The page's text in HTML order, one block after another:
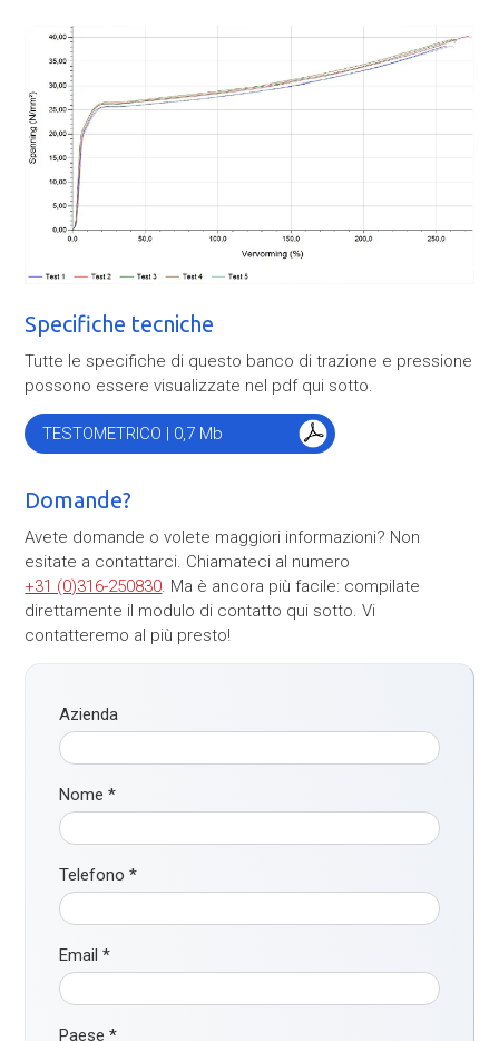
Specifiche tecniche
Tutte le specifiche di questo banco di trazione e pressione
possono essere visualizzate nel pdf qui sotto.
TESTOMETRICO | 0,7 Mb
Domande?
Avete domande o volete maggiori informazioni? Non
esitate a contattarci. Chiamateci al numero
+31 (0)316-250830. Ma è ancora più facile: compilate
direttamente il modulo di contatto qui sotto. Vi
contatteremo al più presto!
Azienda
Nome*
Telefono*
Email*
Paese*